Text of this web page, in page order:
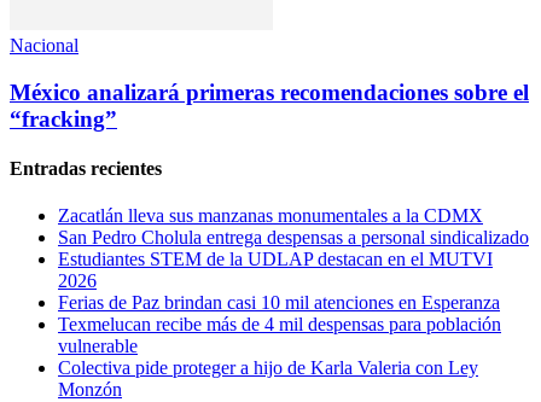
Nacional
México analizará primeras recomendaciones sobre el
“fracking”
Entradas recientes
Zacatlán lleva sus manzanas monumentales a la CDMX
San Pedro Cholula entrega despensas a personal sindicalizado
Estudiantes STEM de la UDLAP destacan en el MUTVI
2026
Ferias de Paz brindan casi 10 mil atenciones en Esperanza
Texmelucan recibe más de 4 mil despensas para población
vulnerable
Colectiva pide proteger a hijo de Karla Valeria con Ley
Monzón